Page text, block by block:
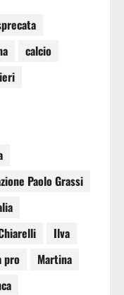
calcio
Paolo Grassi
Ilva
pro
Martina